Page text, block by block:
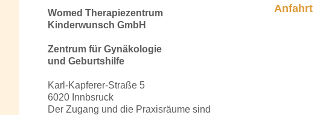
Anfahrt
Womed Therapiezentrum
Kinderwunsch GmbH
Zentrum für Gynäkologie
und Geburtshilfe
Karl-Kapferer-Straße 5
6020 Innbsruck
Der Zugang und die Praxisräume sind